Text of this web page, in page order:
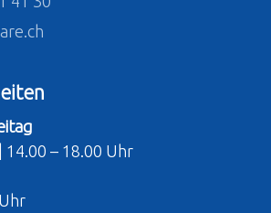
r ch
14.00 – 18.00 Uhr